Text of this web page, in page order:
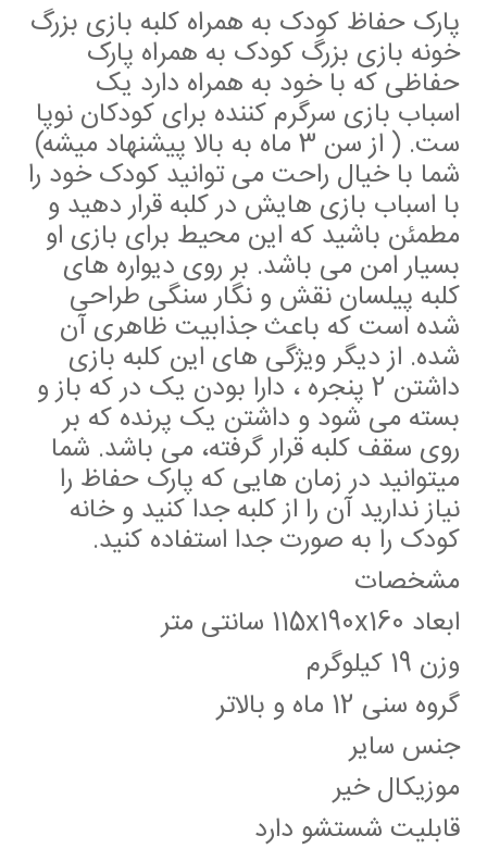
پارک حفاظ کودک به همراه کلبه بازی بزرگ
خونه بازی بزرگ کودک به همراه پارک
حفاظی که با خود به همراه دارد یک
اسباب بازی سرگرم کننده برای کودکان نوپا
ست. ( از سن 3 ماه به بالا پیشنهاد میشه)
شما با خیال راحت می توانید کودک خود را
با اسباب بازی هایش در کلبه قرار دهید و
مطمئن باشید که این محیط برای بازی او
بسیار امن می باشد. بر روی دیواره های
کلبه پیلسان نقش و نگار سنگی طراحی
شده است که باعث جذابیت ظاهری آن
شده. از دیگر ویژگی های این کلبه بازی
داشتن 2 پنجره ، دارا بودن یک در که باز و
بسته می شود و داشتن یک پرنده که بر
روی سقف کلبه قرار گرفته، می باشد. شما
میتوانید در زمان هایی که پارک حفاظ را
نیاز ندارید آن را از کلبه جدا کنید و خانه
کودک را به صورت جدا استفاده کنید.
مشخصات
ابعاد 115x190x160 سانتی متر
وزن 19 کیلوگرم
گروه سنی 12 ماه و بالاتر
جنس سایر
موزیکال خیر
قابلیت شستشو دارد